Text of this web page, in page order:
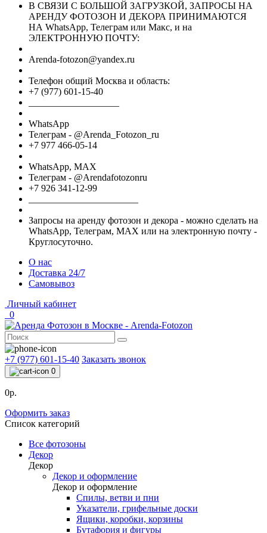
В СВЯЗИ С БОЛЬШОЙ ЗАГРУЗКОЙ, ЗАПРОСЫ НА
АРЕНДУ ФОТОЗОН И ДЕКОРА ПРИНИМАЮТСЯ
НА WhatsApp, Телеграм или Макс, и на
ЭЛЕКТРОННУЮ ПОЧТУ:
Arenda-fotozon@yandex.ru
Телефон общий Москва и область:
+7 (977) 601-15-40
WhatsApp
Телеграм - @Arenda_Fotozon_ru
+7 977 466-05-14
WhatsApp, МАХ
Телеграм - @Arendafotozonru
+7 926 341-12-99
Запросы на аренду фотозон и декора - можно сделать на
WhatsApp, Телеграм, МАХ или на электронную почту -
Круглосуточно.
О нас
Доставка 24/7
Самовывоз
Личный кабинет
0
+7 (977) 601-15-40 Заказать звонок
0
0р.
Оформить заказ
Список категорий
Все фотозоны
Декор
Декор
Декор и оформление
Декор и оформление
Спилы, ветви и пни
Указатели, грифельные доски
Ящики, коробки, корзины
Бутафория и фигуры